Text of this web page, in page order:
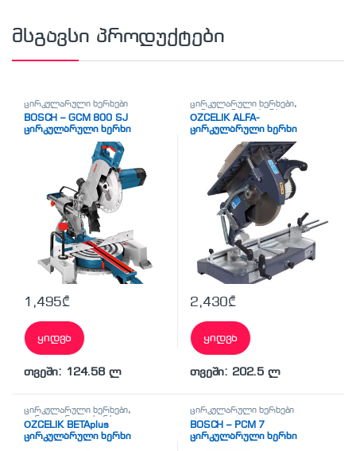
მსგავსი პროდუქტები
ცირკულარული ხერხები
BOSCH – GCM 800 SJ
ცირკულარული ხერხი
1,495₾
ყიდვა
თვეში: 124.58 ლ
ცირკულარული ხერხები,
ცირკულარული ხერხი
ÖZCELIK ALFA-
ცირკულარული ხერხი
2,430₾
ყიდვა
თვეში: 202.5 ლ
ცირკულარული ხერხები,
ცირკულარული ხერხი
ÖZCELIK BETAplus
ცირკულარული ხერხი
ცირკულარული ხერხები
BOSCH – PCM 7
ცირკულარული ხერხი